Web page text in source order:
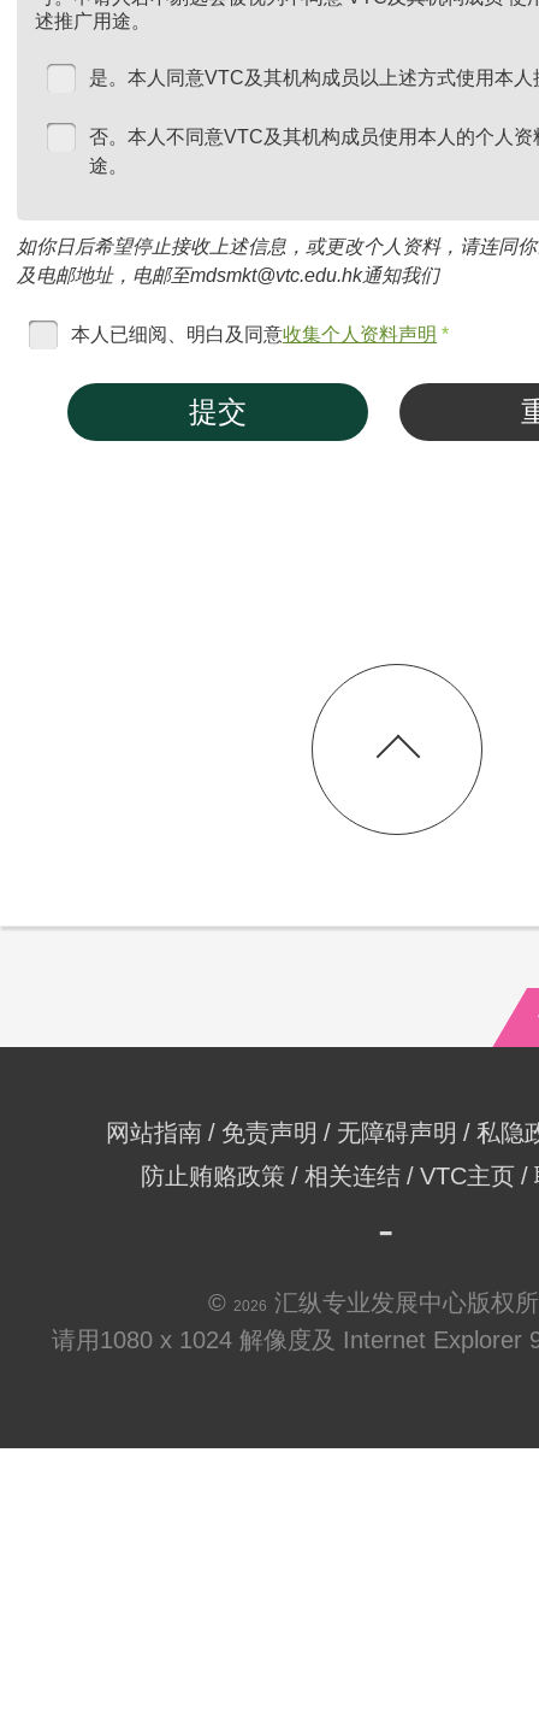
述推广用途。
是。本人同意VTC及其机构成员以上述方式使用本
否。本人不同意VTC及其机构成员使用本人的个人
途。
如你日后希望停止接收上述信息，或更改个人资料，请连同
及电邮地址，电邮至mdsmkt@vtc.edu.hk通知我们
本人已细阅、明白及同意收集个人资料声明 *
提交
网站指南 免责声明 无障碍声明
私隐
防止贿赂政策
相关连结 VTC主页
© 2026 汇纵专业发展中心版权
请用1080 x 1024 解像度及 Internet Explorer